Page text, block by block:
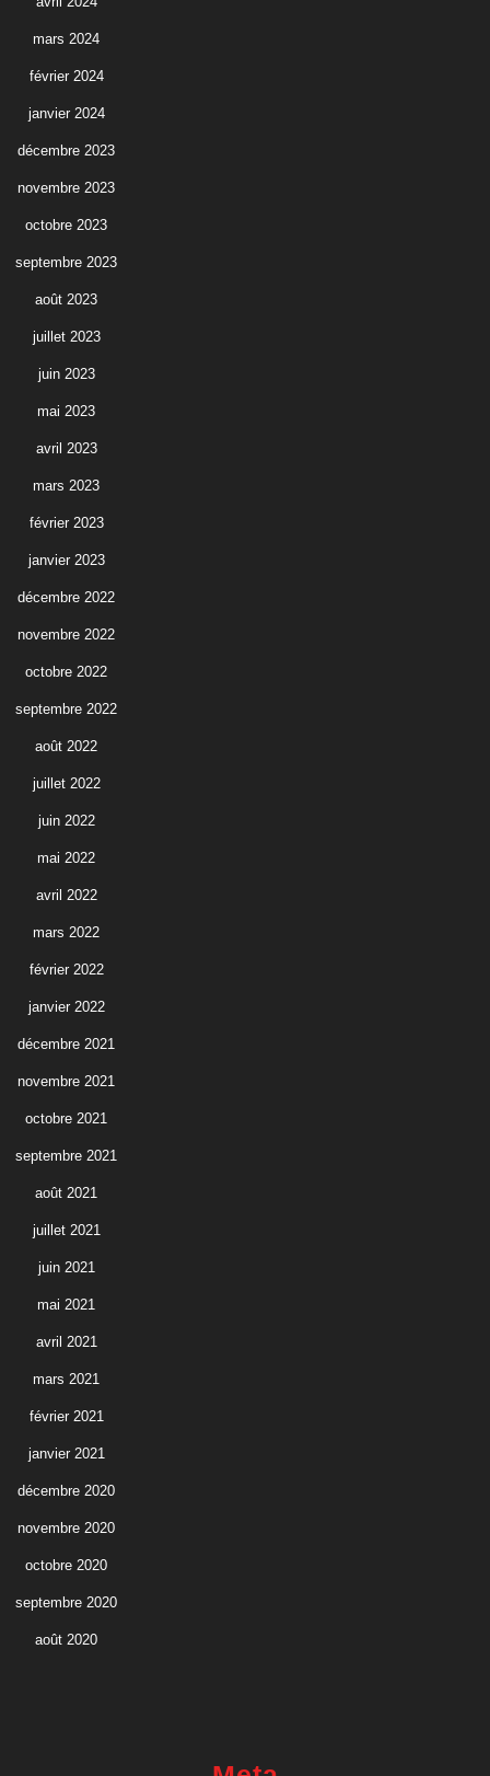
mars 2024
février 2024
janvier 2024
décembre 2023
novembre 2023
octobre 2023
septembre 2023
août 2023
juillet 2023
juin 2023
mai 2023
avril 2023
mars 2023
février 2023
janvier 2023
décembre 2022
novembre 2022
octobre 2022
septembre 2022
août 2022
juillet 2022
juin 2022
mai 2022
avril 2022
mars 2022
février 2022
janvier 2022
décembre 2021
novembre 2021
octobre 2021
septembre 2021
août 2021
juillet 2021
juin 2021
mai 2021
avril 2021
mars 2021
février 2021
janvier 2021
décembre 2020
novembre 2020
octobre 2020
septembre 2020
août 2020